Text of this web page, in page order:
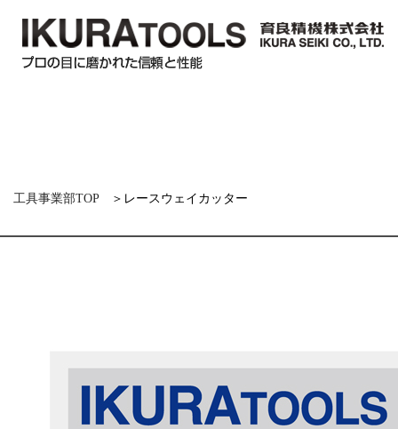
工具事業部TOP＞レースウェイカッター